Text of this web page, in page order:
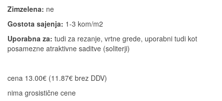
Zimzelena: ne
Gostota sajenja: 1-3 kom/m2
Uporabna za: tudi za rezanje, vrtne grede, uporabni tudi kot
posamezne atraktivne saditve (soliterji)
cena 13.00€ (11.87€ brez DDV)
nima grosistične cene